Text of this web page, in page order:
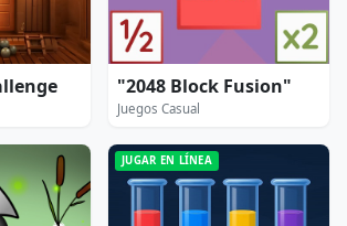
"2048 Block Fusion"
Juegos Casual
JUGAR EN LÍNEA